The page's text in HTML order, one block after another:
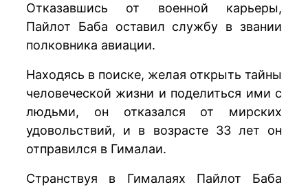
Отказавшись от военной карьеры,
Пайлот Баба оставил службу в звании
полковника авиации.
Находясь в поиске, желая открыть тайны
человеческой жизни и поделиться ими с
людьми, он отказался от мирских
удовольствий, и в возрасте 33 лет он
отправился в Гималаи.
Странствуя в Гималаях Пайлот Баба